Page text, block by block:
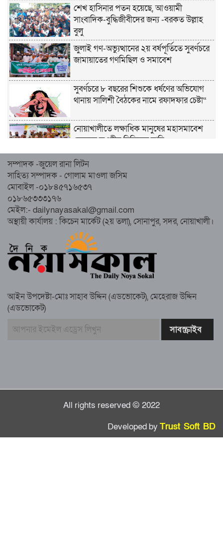
শেখ হাসিনার পতন হয়েছে, আওয়ামী
সাংবাদিক-বুদ্ধিজীবীদের জন্য -বরকত উল্লাহ
বুলু
জুলাই গণ-অভ্যুত্থানের ২য় বর্ষপূর্তিতে সুবর্ণচরে
জামায়াতের গণমিছিল ও সমাবেশ
সুবর্ণচরে ৮ বছরের শিশুকে ধর্ষণের অভিযোগ
থানায় সালিশী বৈঠকের নামে রফাদফার চেষ্টা“
নোয়াখালীতে লক্ষাধিক মানুষের মহাসমাবেশ
হেজবুত তওহীদ নিষিদ্ধের দাবি
নোয়াখালীতে ইসলামী মহাসমাবেশের প্রস্তুতি
সম্পন্ন, অংশ নেবেন লক্ষাধিক মানুষ
নোয়াখালীতে ইসলামী ছাত্রশিবিরের ‘অদম্য
জুলাই’ মিছিল
সুবর্ণচরে মায়ের অভিযোগে সাবেক ভাইস
চেয়ারম্যান গ্রেপ্তার
স্মরণ সভায় মিলাদ ও দোয়া
সম্পাদক -জুয়েল রানা লিটন
সাহিত্য সম্পাদক - গোলাম মাওলা জসিম
মোবাইল -০১৮৪৫৭১৬৫৩৭
০১৮৬৫৩৩৩১৭৬
মেইল:- dailynayasakal@gmail.com
অস্থায়ী কার্যালয় : কিচেন মার্কেট (২য় তলা), সোনাপুর, সদর, নোয়াখালী।
আইন উপদেষ্টা-মোঃ সাহাব উদ্দিন (এডভোকেট), মেহেরাজ উদ্দিন
(এডভোকেট)
All rights reserved © 2022
Developed by Trust Soft BD